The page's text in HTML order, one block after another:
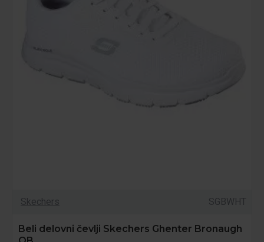
Skechers SGBWHT
Beli delovni čevlji Skechers Ghenter Bronaugh